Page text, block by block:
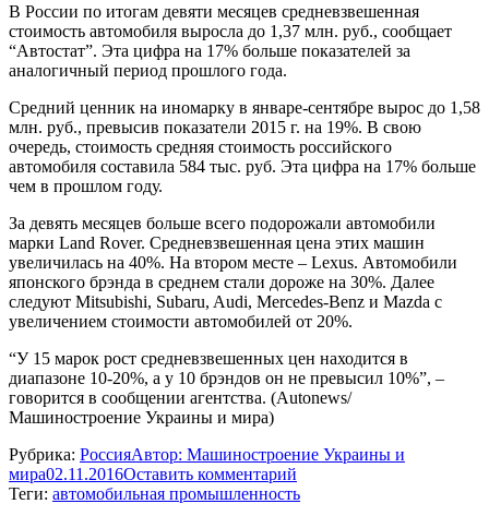
В России по итогам девяти месяцев средневзвешенная
стоимость автомобиля выросла до 1,37 млн. руб., сообщает
“Автостат”. Эта цифра на 17% больше показателей за
аналогичный период прошлого года.
Средний ценник на иномарку в январе-сентябре вырос до 1,58
млн. руб., превысив показатели 2015 г. на 19%. В свою
очередь, стоимость средняя стоимость российского
автомобиля составила 584 тыс. руб. Эта цифра на 17% больше
чем в прошлом году.
За девять месяцев больше всего подорожали автомобили
марки Land Rover. Средневзвешенная цена этих машин
увеличилась на 40%. На втором месте – Lexus. Автомобили
японского брэнда в среднем стали дороже на 30%. Далее
следуют Mitsubishi, Subaru, Audi, Mercedes-Benz и Mazda с
увеличением стоимости автомобилей от 20%.
“У 15 марок рост средневзвешенных цен находится в
диапазоне 10-20%, а у 10 брэндов он не превысил 10%”, –
говорится в сообщении агентства. (Autonews/
Машиностроение Украины и мира)
Рубрика: РоссияАвтор: Машиностроение Украины и
мира02.11.2016Оставить комментарий
Теги: автомобильная промышленность